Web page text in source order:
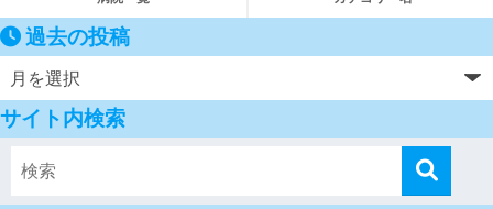
過去の投稿
サイト内検索